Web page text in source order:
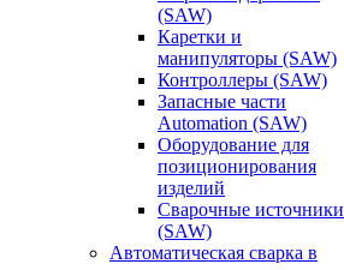
(SAW)
Каретки и
манипуляторы (SAW)
Контроллеры (SAW)
Запасные части
Automation (SAW)
Оборудование для
позиционирования
изделий
Сварочные источники
(SAW)
Автоматическая сварка в